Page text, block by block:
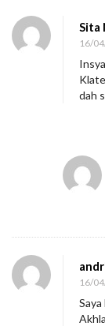
l
Sita
16/
dah
16/